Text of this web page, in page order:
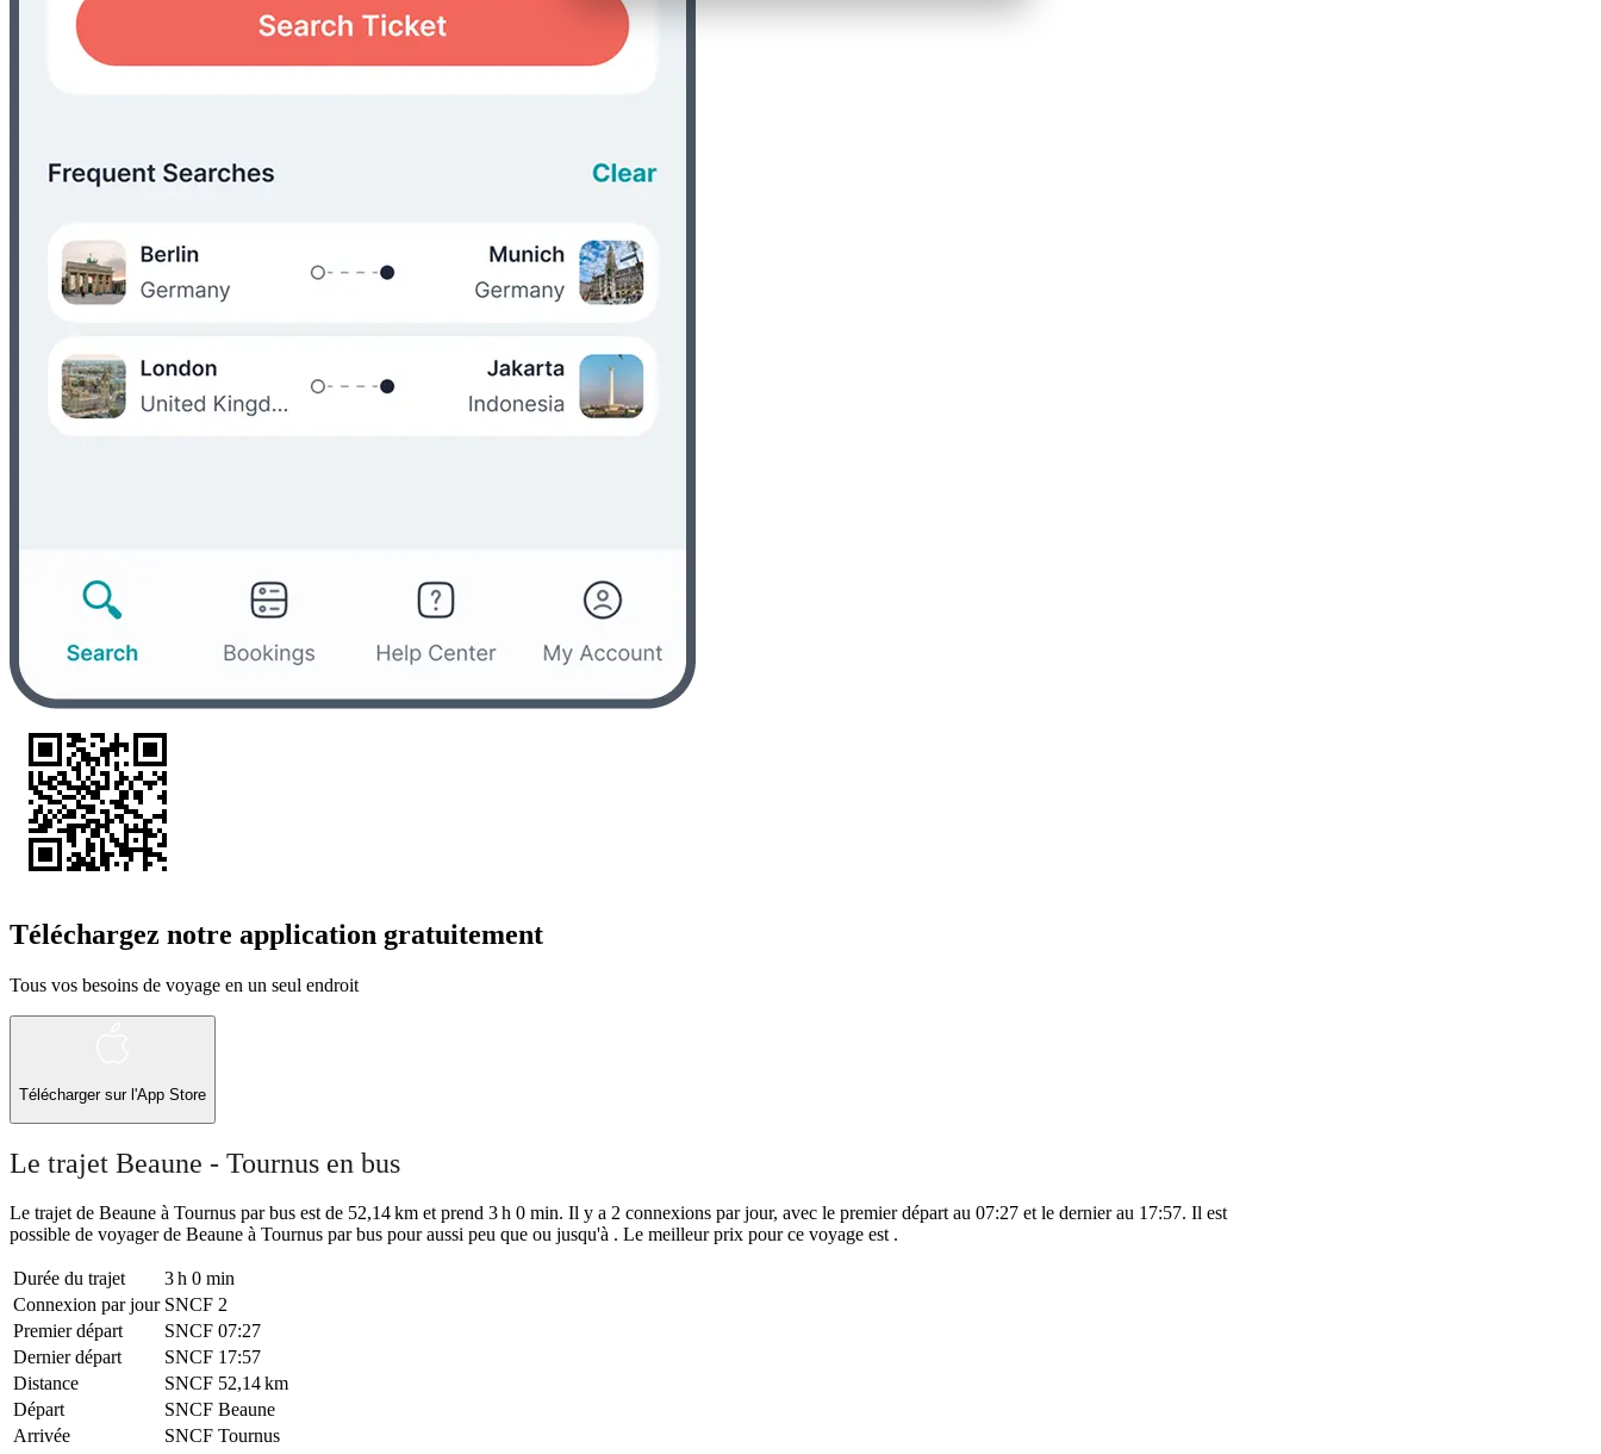
Téléchargez notre application gratuitement
Tous vos besoins de voyage en un seul endroit
Télécharger sur l'App Store
Le trajet Beaune - Tournus en bus
Le trajet de Beaune à Tournus par bus est de 52,14 km et prend 3 h 0 min. Il y a 2 connexions par jour, avec le premier départ au 07:27 et le dernier au 17:57. Il est
possible de voyager de Beaune à Tournus par bus pour aussi peu que ou jusqu'à . Le meilleur prix pour ce voyage est .
Durée du trajet
3 h 0 min
Connexion par jour SNCF 2
Premier départ
SNCF 07:27
Dernier départ
SNCF 17:57
Distance
SNCF 52,14 km
Départ
SNCF Beaune
Arrivée
SNCF Tournus